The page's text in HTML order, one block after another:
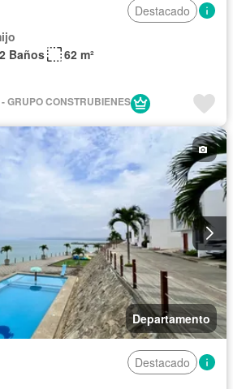
Destacado
2 Baños
62 m²
GRUPO CONSTRUBIENES
Departamento
Destacado